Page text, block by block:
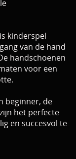
kinderspel
van de hand
handschoenen
voor een
beginner, de
het perfecte
en succesvol te